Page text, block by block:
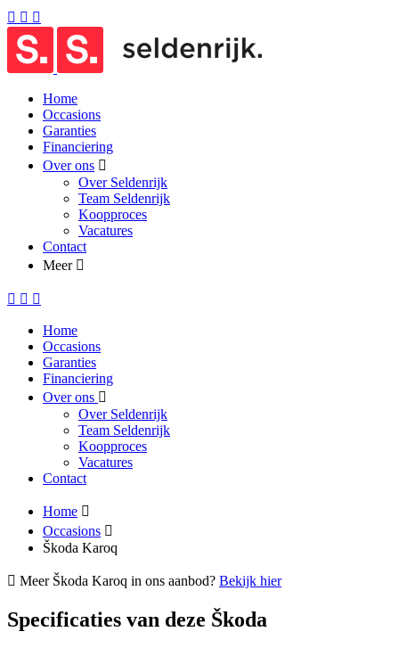
Home
Occasions
Garanties
Financiering
Over ons
Over Seldenrijk
Team Seldenrijk
Koopproces
Vacatures
Contact
Meer
Home
Occasions
Garanties
Financiering
Over ons
Over Seldenrijk
Team Seldenrijk
Koopproces
Vacatures
Contact
Home
Occasions
Škoda Karoq
Meer Škoda Karoq in ons aanbod? Bekijk hier
Specificaties van deze Škoda